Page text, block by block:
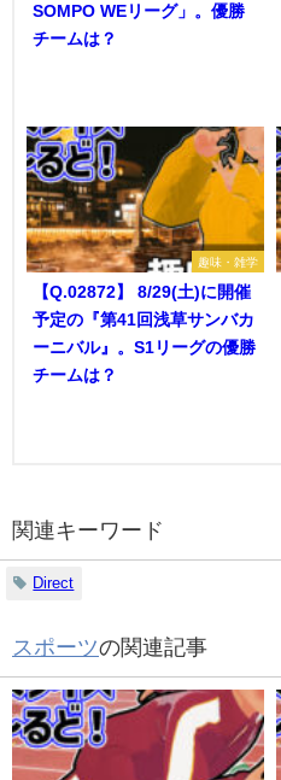
SOMPO WEリーグ」。優勝
チームは？
趣味・雑学
【Q.02872】 8/29(土)に開催
予定の『第41回浅草サンバカ
ーニバル』。S1リーグの優勝
チームは？
関連キーワード
Direct
スポーツの関連記事